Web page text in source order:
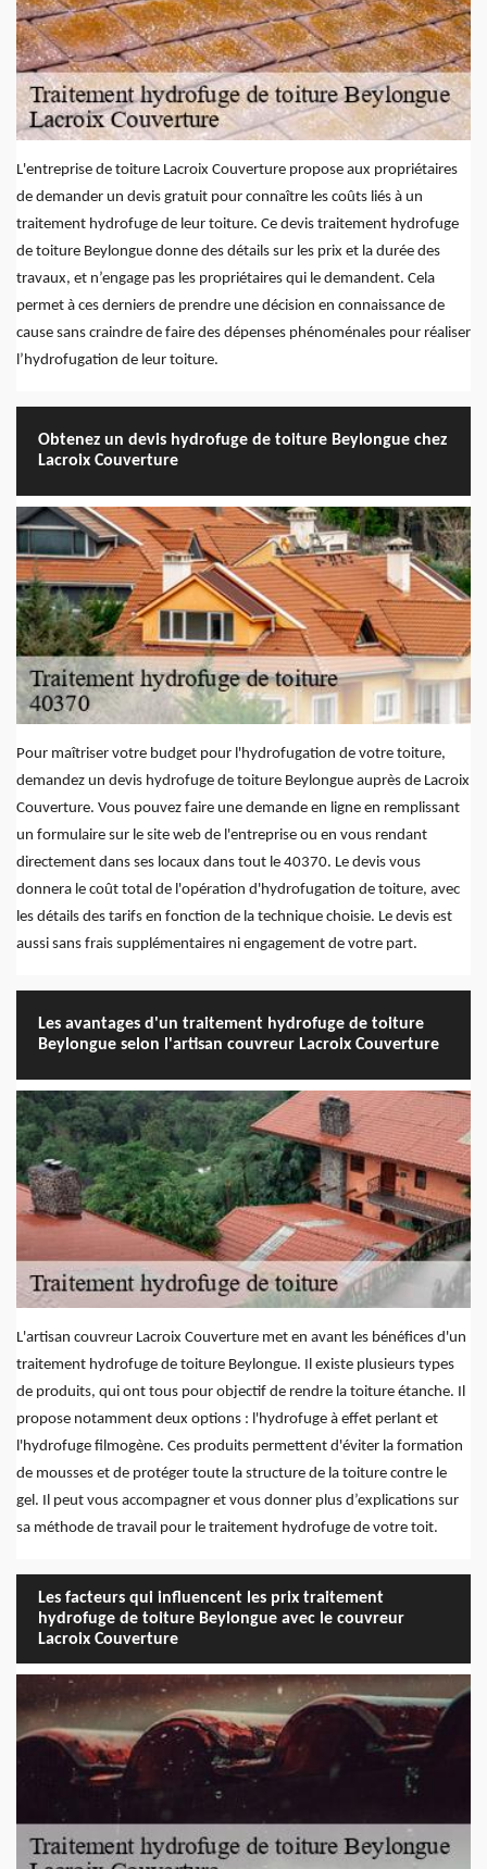
L'entreprise de toiture Lacroix Couverture propose aux propriétaires
de demander un devis gratuit pour connaître les coûts liés à un
traitement hydrofuge de leur toiture. Ce devis traitement hydrofuge
de toiture Beylongue donne des détails sur les prix et la durée des
travaux, et n’engage pas les propriétaires qui le demandent. Cela
permet à ces derniers de prendre une décision en connaissance de
cause sans craindre de faire des dépenses phénoménales pour réaliser
l’hydrofugation de leur toiture.
Obtenez un devis hydrofuge de toiture Beylongue chez
Lacroix Couverture
Pour maîtriser votre budget pour l'hydrofugation de votre toiture,
demandez un devis hydrofuge de toiture Beylongue auprès de Lacroix
Couverture. Vous pouvez faire une demande en ligne en remplissant
un formulaire sur le site web de l'entreprise ou en vous rendant
directement dans ses locaux dans tout le 40370. Le devis vous
donnera le coût total de l'opération d'hydrofugation de toiture, avec
les détails des tarifs en fonction de la technique choisie. Le devis est
aussi sans frais supplémentaires ni engagement de votre part.
Les avantages d'un traitement hydrofuge de toiture
Beylongue selon l'artisan couvreur Lacroix Couverture
L'artisan couvreur Lacroix Couverture met en avant les bénéfices d'un
traitement hydrofuge de toiture Beylongue. Il existe plusieurs types
de produits, qui ont tous pour objectif de rendre la toiture étanche. Il
propose notamment deux options : l'hydrofuge à effet perlant et
l'hydrofuge filmogène. Ces produits permettent d'éviter la formation
de mousses et de protéger toute la structure de la toiture contre le
gel. Il peut vous accompagner et vous donner plus d’explications sur
sa méthode de travail pour le traitement hydrofuge de votre toit.
Les facteurs qui influencent les prix traitement
hydrofuge de toiture Beylongue avec le couvreur
Lacroix Couverture